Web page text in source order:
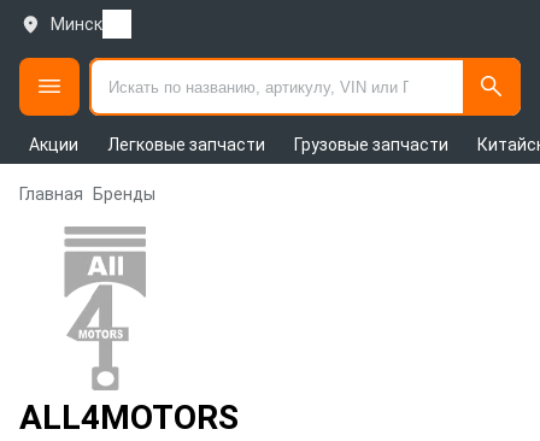
Минск
Акции Легковые запчасти Грузовые запчасти
Главная Бренды
ALL4MOTORS